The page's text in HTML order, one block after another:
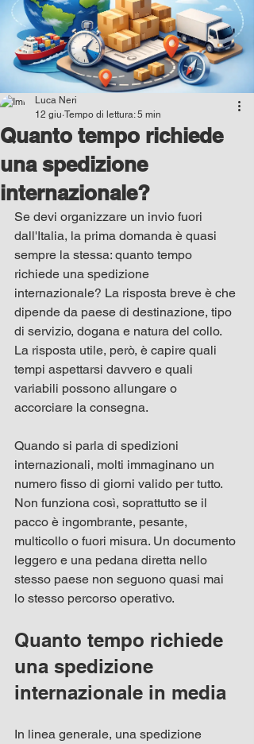
Quanto tempo richiede
una spedizione
internazionale?
Luca Neri
12 giu Tempo di lettura: 5 min
Se devi organizzare un invio fuori
dall'Italia, la prima domanda è quasi
sempre la stessa: quanto tempo
richiede una spedizione
internazionale? La risposta breve è che
dipende da paese di destinazione, tipo
di servizio, dogana e natura del collo.
La risposta utile, però, è capire quali
tempi aspettarsi davvero e quali
variabili possono allungare o
accorciare la consegna.
Quando si parla di spedizioni
internazionali, molti immaginano un
numero fisso di giorni valido per tutto.
Non funziona così, soprattutto se il
pacco è ingombrante, pesante,
multicollo o fuori misura. Un documento
leggero e una pedana diretta nello
stesso paese non seguono quasi mai
lo stesso percorso operativo.
Quanto tempo richiede
una spedizione
internazionale in media
In linea generale, una spedizione